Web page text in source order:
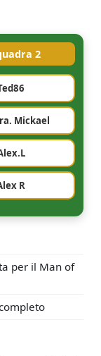
2
Mickael
R
per il Man of